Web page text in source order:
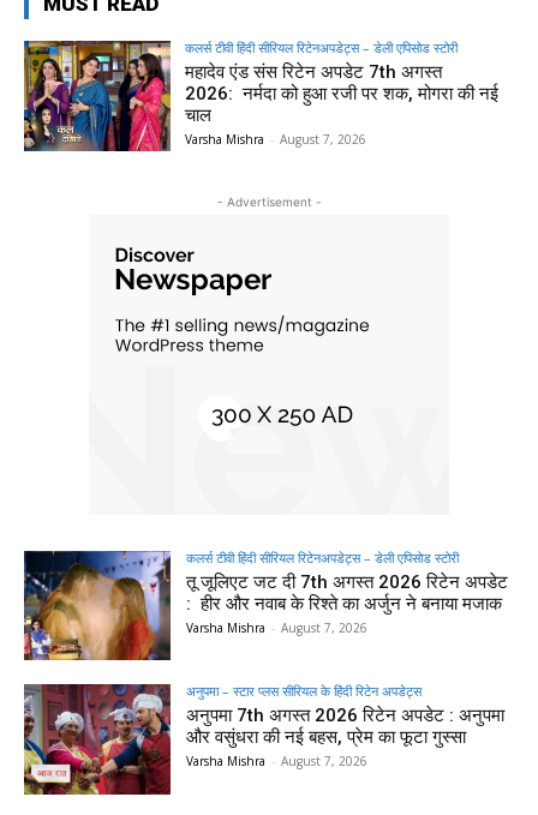
कलर्स टीवी हिंदी सीरियल रिटेनअपडेट्स – डेली एपिसोड स्टोरी
महादेव एंड संस रिटेन अपडेट 7th अगस्त
2026: नर्मदा को हुआ रजी पर शक, मोगरा की नई
चाल
Varsha Mishra - August 7, 2026
- Advertisement -
कलर्स टीवी हिंदी सीरियल रिटेनअपडेट्स – डेली एपिसोड स्टोरी
तू जूलिएट जट दी 7th अगस्त 2026 रिटेन अपडेट
: हीर और नवाब के रिश्ते का अर्जुन ने बनाया मजाक
Varsha Mishra - August 7, 2026
अनुपमा – स्टार प्लस सीरियल के हिंदी रिटेन अपडेट्स
अनुपमा 7th अगस्त 2026 रिटेन अपडेट : अनुपमा
और वसुंधरा की नई बहस, प्रेम का फूटा गुस्सा
Varsha Mishra - August 7, 2026